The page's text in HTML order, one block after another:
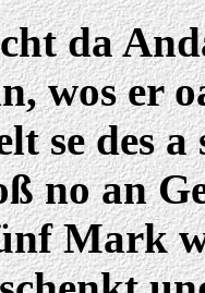
da
wos er
se des
no an
Mark